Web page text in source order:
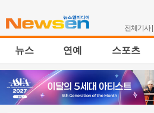
전체기사|
뉴스 연예 스포츠